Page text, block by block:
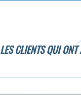
LES CLIENTS QUI